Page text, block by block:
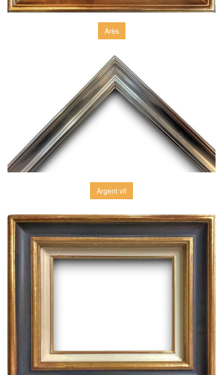
Arès
Argent vif